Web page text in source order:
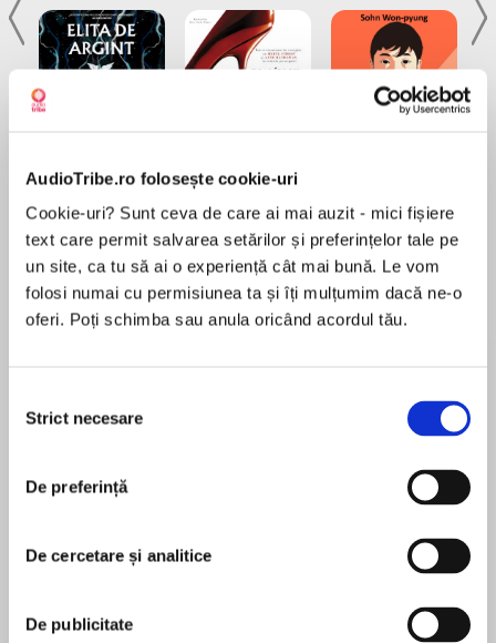
AudioTribe.ro folosește cookie-uri
Cookie-uri? Sunt ceva de care ai mai auzit - mici fișiere
text care permit salvarea setărilor și preferințelor tale pe
un site, ca tu să ai o experiență cât mai bună. Le vom
folosi numai cu permisiunea ta și îți mulțumim dacă ne-o
oferi. Poți schimba sau anula oricând acordul tău.
consimțământului
Strict necesare
De preferință
De cercetare și analitice
De publicitate
de...
Dani Francis
la...
Lauren Weisberger
Desprecarte
From #1 New York Times bestselling author
heartbreak and hope they can bring.
“Thought-provoking and powerful.” —Erin Watt,
#1 New York Times bestselling author
Lena Wise is always looking forward to
tomorrow, especially at the start of her senior
year. She’s ready to pack in as much friend time
as possible, to finish college applications and to
În acest moment nu există recenzii
Jennifer L. Armentrout